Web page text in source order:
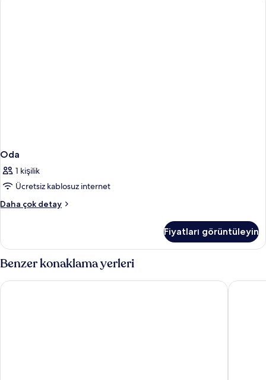
Oda
1 kişilik
Ücretsiz kablosuz internet
Daha çok detay
Oda
detay
Fiyatları görüntüleyin
Benzer konaklama yerleri
Scandic Go, Sankt Eriksgatan 20